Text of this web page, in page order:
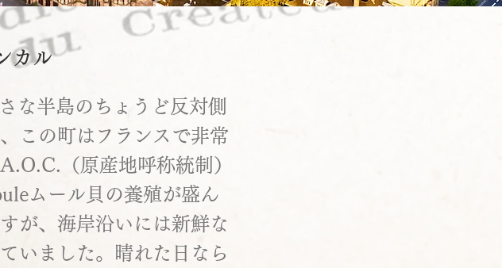
カル
な半島のちょうど反対側
この町はフランスで非常
（原産地呼称統制）
ムール貝の養殖が盛ん
が、海岸沿いには新鮮な
いました。晴れた日なら